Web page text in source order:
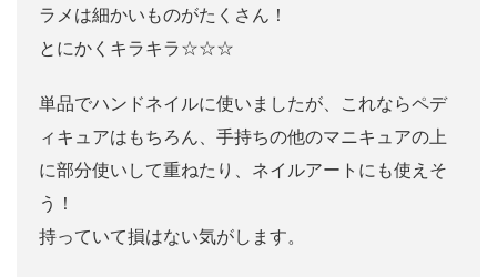
ラメは細かいものがたくさん！
とにかくキラキラ☆☆☆
単品でハンドネイルに使いましたが、これならペデ
ィキュアはもちろん、手持ちの他のマニキュアの上
に部分使いして重ねたり、ネイルアートにも使えそ
う！
持っていて損はない気がします。